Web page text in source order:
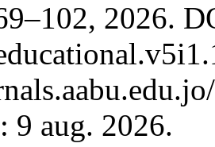
2026.
9 aug. 2026.